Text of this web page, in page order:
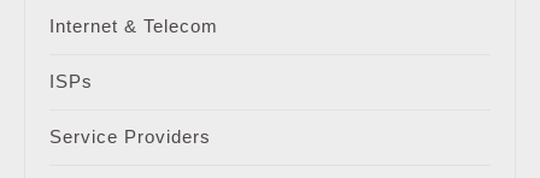
Internet & Telecom
ISPs
Service Providers